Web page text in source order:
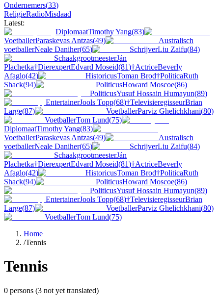
Ondernemers(33)
ReligieRadioMisdaad
Latest:
DiplomaatTimothy Yang(83)
VoetballerParaskevas Antzas(49)
Australisch
voetballerNeale Daniher(65) SchrijverLiu Zaifu(84)
SchaakgrootmeesterJán
Plachetka†DierexpertEdvard Moseid(81)†ActriceBeverly
Afaglo(42) HistoricusToman Brod†PoliticaRuth
Shack(94) PoliticusHoward Moscoe(86)
PoliticusYusuf Hossain Humayun(89)
EntertainerJools Topp(68)†TelevisieregisseurBrian
Large(87) VoetballerParviz Ghelichkhani(80)
VoetballerTom Lund(75)
DiplomaatTimothy Yang(83)
VoetballerParaskevas Antzas(49)
Australisch
voetballerNeale Daniher(65) SchrijverLiu Zaifu(84)
SchaakgrootmeesterJán
Plachetka†DierexpertEdvard Moseid(81)†ActriceBeverly
Afaglo(42) HistoricusToman Brod†PoliticaRuth
Shack(94) PoliticusHoward Moscoe(86)
PoliticusYusuf Hossain Humayun(89)
EntertainerJools Topp(68)†TelevisieregisseurBrian
Large(87) VoetballerParviz Ghelichkhani(80)
VoetballerTom Lund(75)
Home
/Tennis
Tennis
0 persons (3 not yet translated)